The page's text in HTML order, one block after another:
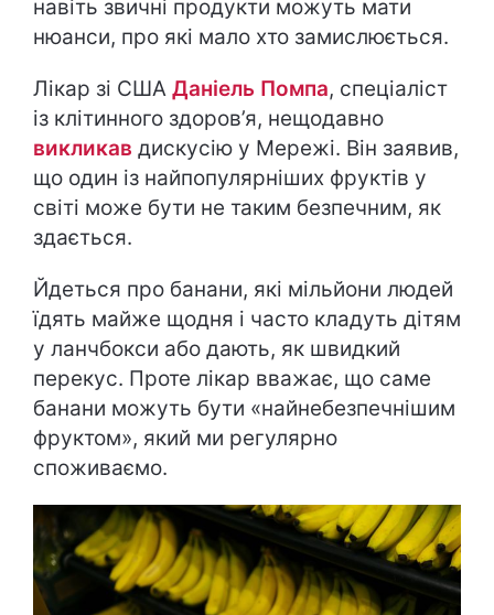
навіть звичні продукти можуть мати
нюанси, про які мало хто замислюється.
Лікар зі США Даніель Помпа, спеціаліст
із клітинного здоров’я, нещодавно
викликав дискусію у Мережі. Він заявив,
що один із найпопулярніших фруктів у
світі може бути не таким безпечним, як
здається.
Йдеться про банани, які мільйони людей
їдять майже щодня і часто кладуть дітям
у ланчбокси або дають, як швидкий
перекус. Проте лікар вважає, що саме
банани можуть бути «найнебезпечнішим
фруктом», який ми регулярно
споживаємо.